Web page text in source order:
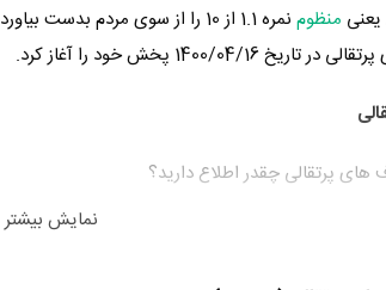
یعنی منظوم
نمره 1.1 از 10 را از سوی مردم
04/16 پخش خود را آغاز کرد.
های پرتقالی چقدر اطلاع دارید؟
تیم رسانه‌ای اثر و یا توسط دیگر رسانه‌هانمایش بیشتر